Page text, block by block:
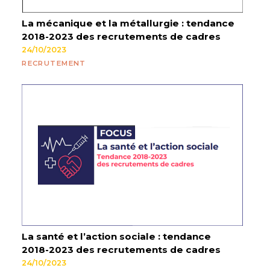
La mécanique et la métallurgie : tendance
2018-2023 des recrutements de cadres
24/10/2023
RECRUTEMENT
La santé et l’action sociale : tendance
2018-2023 des recrutements de cadres
24/10/2023